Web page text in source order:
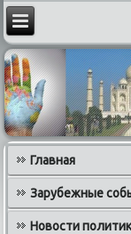
Главная
Зарубежные
Новости